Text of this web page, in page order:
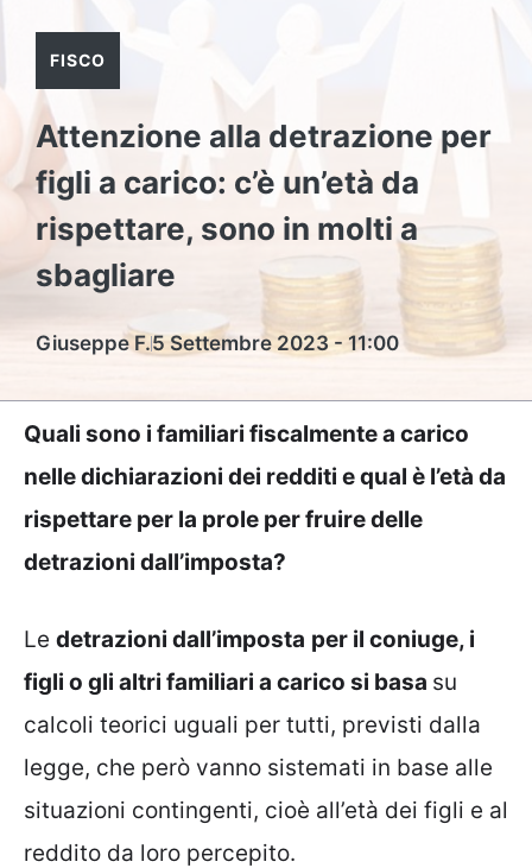
FISCO
Attenzione alla detrazione per
figli a carico: c’è un’età da
rispettare, sono in molti a
sbagliare
Giuseppe F.5 Settembre 2023 - 11:00
Quali sono i familiari fiscalmente a carico
nelle dichiarazioni dei redditi e qual è l’età da
rispettare per la prole per fruire delle
detrazioni dall’imposta?
Le detrazioni dall’imposta per il coniuge, i
figli o gli altri familiari a carico si basa su
calcoli teorici uguali per tutti, previsti dalla
legge, che però vanno sistemati in base alle
situazioni contingenti, cioè all’età dei figli e al
reddito da loro percepito.